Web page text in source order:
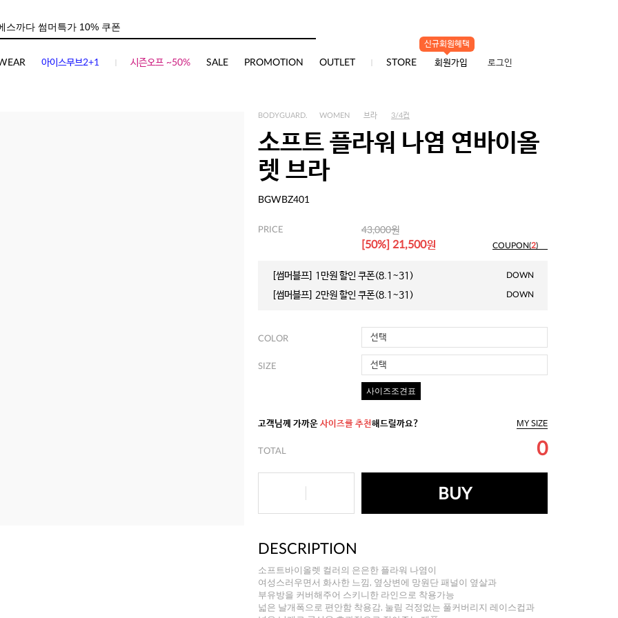
아이스무브2+1 시즌오프 ~50% SALE PROMOTION OUTLET STORE
신규회원혜택
회원가입 로그인
BODYGUARD. WOMEN 브라 3/4컵
소프트 플라워 나염 연바이올
렛 브라
BGWBZ401
PRICE 43,000원
[50%] 21,500원 COUPON(2)
[썸머블프] 1만원 할인 쿠폰(8.1~31) DOWN
[썸머블프] 2만원 할인 쿠폰(8.1~31) DOWN
COLOR 선택
SIZE 선택
사이즈조견표
고객님께 가까운 사이즈를 추천해드릴까요? MY SIZE
TOTAL 0
BUY
DESCRIPTION
소프트바이올렛 컬러의 은은한 플라워 나염이
여성스러우면서 화사한 느낌, 옆상변에 망원단 패널이 옆살과
부유방을 커버해주어 스키니한 라인으로 착용가능
넓은 날개폭으로 편안함 착용감, 눌림 걱정없는 풀커버리지 레이스컵과